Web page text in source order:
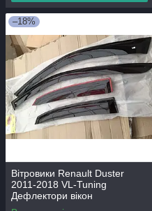
–18%
Вітровики Renault Duster
2011-2018 VL-Tuning
Дефлектори вікон